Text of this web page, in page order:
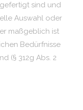
sind und
Auswahl oder
maßgeblich ist
Bedürfnisse
(§ 312g Abs. 2